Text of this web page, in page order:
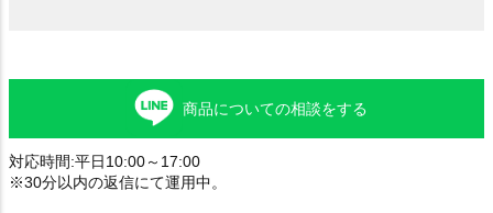
商品についての相談をする
対応時間:平日10:00～17:00
※30分以内の返信にて運用中。